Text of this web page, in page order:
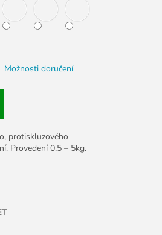
Možnosti doručení
protiskluzového
Provedení 0,5 – 5kg.